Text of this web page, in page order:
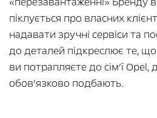
піклується про власних
надавати зручні сервіси та
до деталей підкреслює те,
ви потрапляєте до сім’ї Opel,
обов’язково подбають.